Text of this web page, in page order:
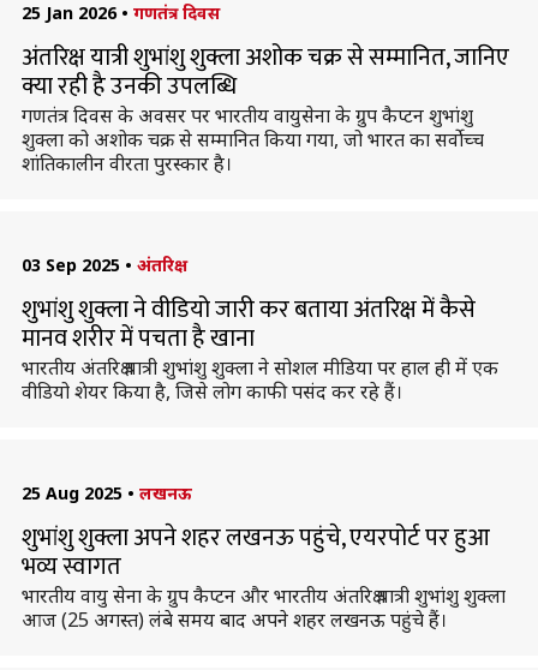
25 Jan 2026 • गणतंत्र दिवस
अंतरिक्ष यात्री शुभांशु शुक्ला अशोक चक्र से सम्मानित, जानिए
क्या रही है उनकी उपलब्धि
गणतंत्र दिवस के अवसर पर भारतीय वायुसेना के ग्रुप कैप्टन शुभांशु
शुक्ला को अशोक चक्र से सम्मानित किया गया, जो भारत का सर्वोच्च
शांतिकालीन वीरता पुरस्कार है।
03 Sep 2025 • अंतरिक्ष
शुभांशु शुक्ला ने वीडियो जारी कर बताया अंतरिक्ष में कैसे
मानव शरीर में पचता है खाना
भारतीय अंतरिक्ष यात्री शुभांशु शुक्ला ने सोशल मीडिया पर हाल ही में एक
वीडियो शेयर किया है, जिसे लोग काफी पसंद कर रहे हैं।
25 Aug 2025 • लखनऊ
शुभांशु शुक्ला अपने शहर लखनऊ पहुंचे, एयरपोर्ट पर हुआ
भव्य स्वागत
भारतीय वायु सेना के ग्रुप कैप्टन और भारतीय अंतरिक्ष यात्री शुभांशु शुक्ला
आज (25 अगस्त) लंबे समय बाद अपने शहर लखनऊ पहुंचे हैं।